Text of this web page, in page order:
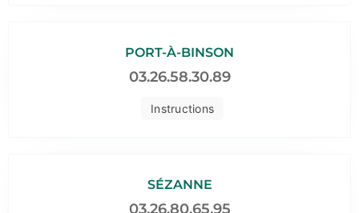
Instructions
PORT-À-BINSON
03.26.58.30.89
SÉZANNE
03.26.80.65.95